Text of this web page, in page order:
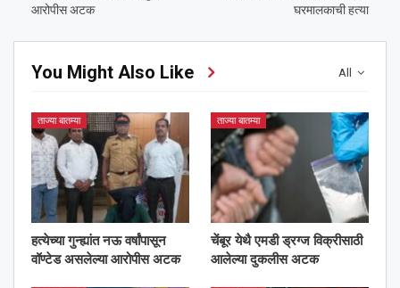
आरोपीस अटक
घरमालकाची हत्या
All
You Might Also Like
ताज्या बातम्या
हत्येच्या गुन्ह्यांत नऊ वर्षांपासून
वॉण्टेड असलेल्या आरोपीस अटक
ताज्या बातम्या
चेंबूर येथै एमडी ड्रग्ज विक्रीसाठी
आलेल्या दुकलीस अटक